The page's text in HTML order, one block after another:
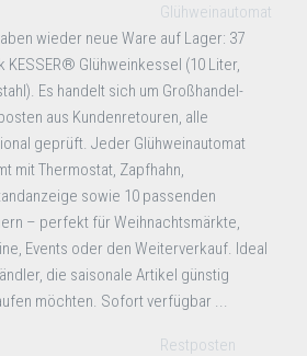
Glühweinautomat
wieder neue Ware auf Lager: 37
KESSER® Glühweinkessel (10 Liter,
Es handelt sich um Großhandel-
aus Kundenretouren, alle
geprüft. Jeder Glühweinautomat
mit Thermostat, Zapfhahn,
sowie 10 passenden
– perfekt für Weihnachtsmärkte,
Events oder den Weiterverkauf. Ideal
die saisonale Artikel günstig
möchten. Sofort verfügbar ...
Restposten